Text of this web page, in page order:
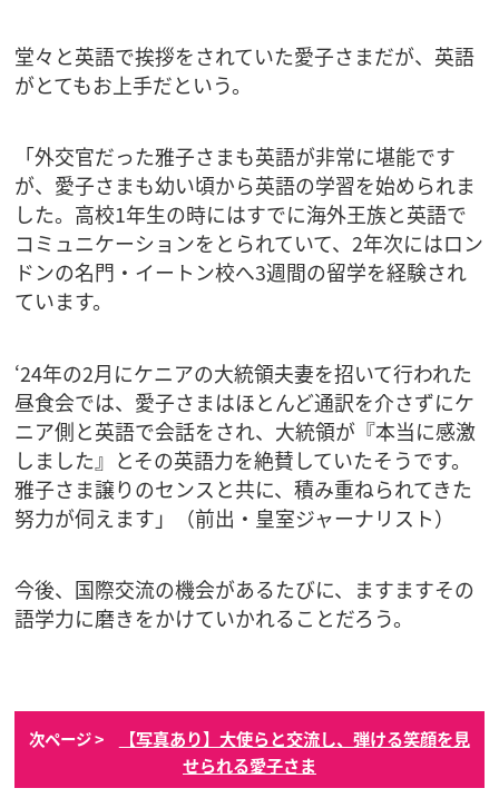
堂々と英語で挨拶をされていた愛子さまだが、英語
がとてもお上手だという。
「外交官だった雅子さまも英語が非常に堪能です
が、愛子さまも幼い頃から英語の学習を始められま
した。高校1年生の時にはすでに海外王族と英語で
コミュニケーションをとられていて、2年次にはロン
ドンの名門・イートン校へ3週間の留学を経験され
ています。
‘24年の2月にケニアの大統領夫妻を招いて行われた
昼食会では、愛子さまはほとんど通訳を介さずにケ
ニア側と英語で会話をされ、大統領が『本当に感激
しました』とその英語力を絶賛していたそうです。
雅子さま譲りのセンスと共に、積み重ねられてきた
努力が伺えます」（前出・皇室ジャーナリスト）
今後、国際交流の機会があるたびに、ますますその
語学力に磨きをかけていかれることだろう。
次ページ >
【写真あり】大使らと交流し、弾ける笑顔を見
せられる愛子さま